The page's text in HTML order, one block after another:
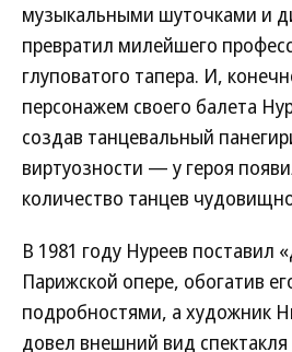
музыкальными шуточками и
превратил милейшего
глуповатого тапера. И,
персонажем своего балета
создав танцевальный
виртуозности — у героя
количество танцев
В 1981 году Нуреев поставил
Парижской опере, обогатив
подробностями, а художник
довел внешний вид